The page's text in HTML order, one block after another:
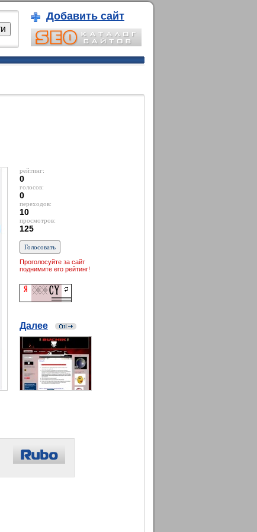
Добавить сайт
рейтинг:
0
голосов:
0
переходов:
10
просмотров:
125
Проголосуйте за сайт
поднимите его рейтинг!
Далее